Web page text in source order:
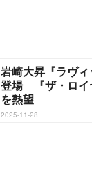
崎大昇『ラヴィ
登場 『ザ・ロイ
を熱望
2025-11-28